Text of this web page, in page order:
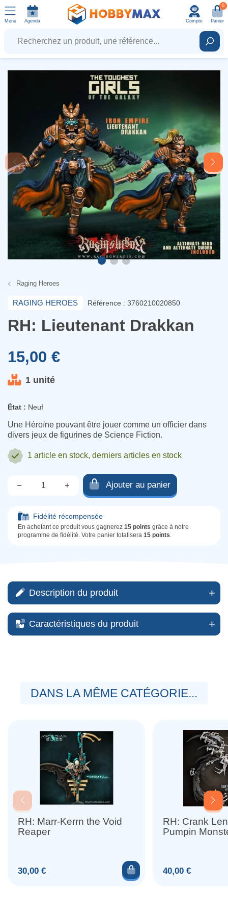
Menu Agenda Compte
0
Panier
Recherchez un produit, une référence...
Raging Heroes
RAGING HEROES Référence : 3760210020850
RH: Lieutenant Drakkan
15,00 €
1 unité
État : Neuf
Une Héroïne pouvant être jouer comme un officier dans
divers jeux de figurines de Science Fiction.
1 article en stock, derniers articles en stock
− + Ajouter au panier
Fidélité récompensée
En achetant ce produit vous gagnerez 15 points grâce à notre
programme de fidélité. Votre panier totalisera 15 points.
Description du produit
Caractéristiques du produit
DANS LA MÊME CATÉGORIE...
RH: Marr-Kerrn the Void
Reaper
Prix
30,00 € Ajouter au panier
RH: Crank
Pumpin
Prix
40,00 €